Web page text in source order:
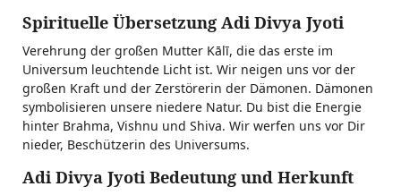
Spirituelle Übersetzung Adi Divya Jyoti
Verehrung der großen Mutter Kālī, die das erste im
Universum leuchtende Licht ist. Wir neigen uns vor der
großen Kraft und der Zerstörerin der Dämonen. Dämonen
symbolisieren unsere niedere Natur. Du bist die Energie
hinter Brahma, Vishnu und Shiva. Wir werfen uns vor Dir
nieder, Beschützerin des Universums.
Adi Divya Jyoti Bedeutung und Herkunft